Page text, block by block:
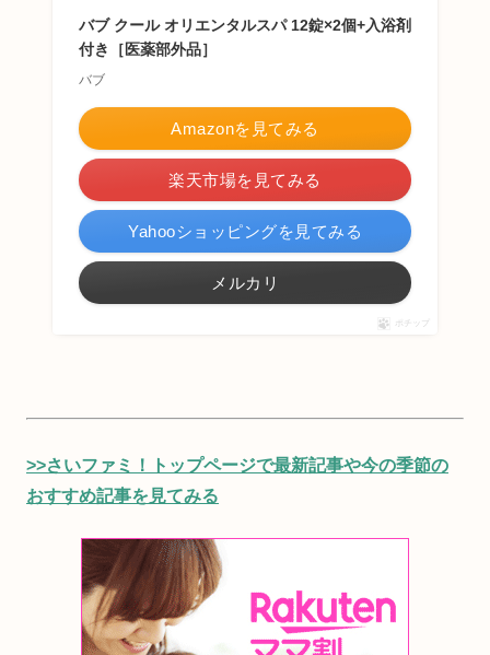
バブ クール オリエンタルスパ 12錠×2個+入浴剤
付き［医薬部外品］
バブ
Amazonを見てみる
楽天市場を見てみる
Yahooショッピングを見てみる
メルカリ
ポチップ
>>さいファミ！トップページで最新記事や今の季節の
おすすめ記事を見てみる